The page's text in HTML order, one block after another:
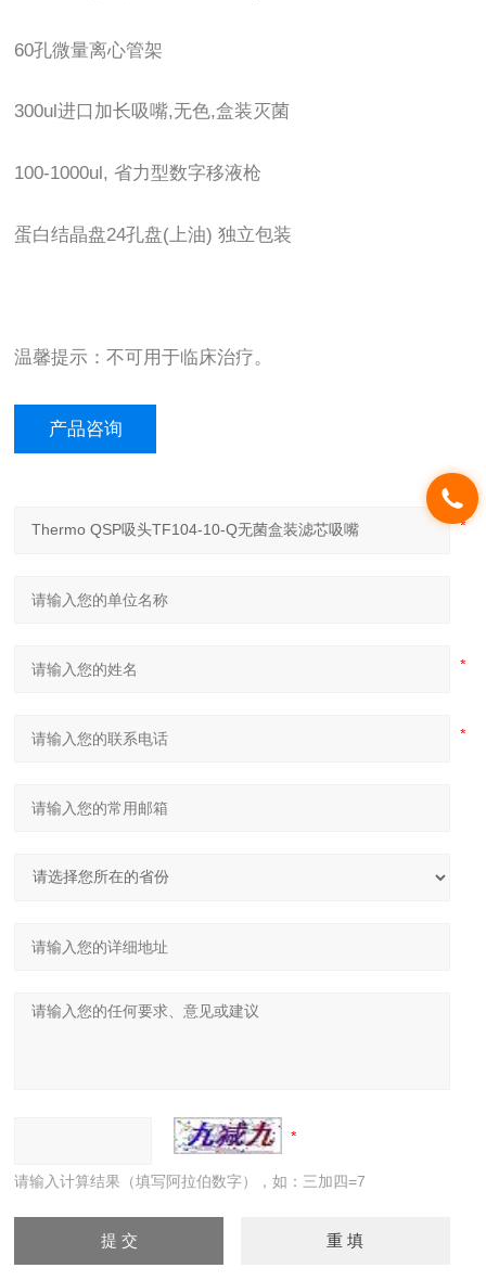
60孔微量离心管架
300ul进口加长吸嘴,无色,盒装灭菌
100-1000ul, 省力型数字移液枪
蛋白结晶盘24孔盘(上油) 独立包装
温馨提示：不可用于临床治疗。
产品咨询
请输入计算结果（填写阿拉伯数字），如：三加四=7